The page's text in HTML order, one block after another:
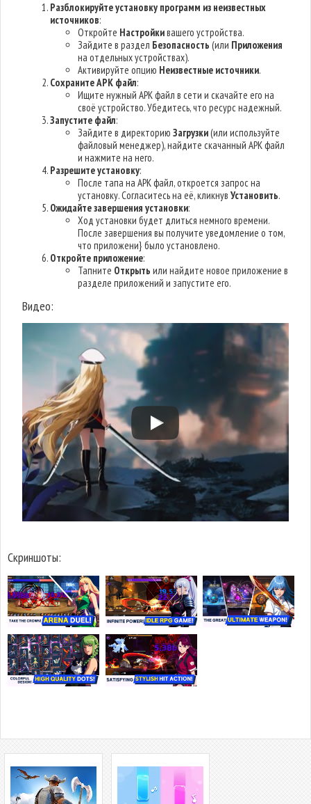
Разблокируйте установку программ из неизвестных
источников:
Откройте Настройкивашего устройства.
Зайдите в раздел Безопасность (или Приложения
на отдельных устройствах).
Активируйте опцию Неизвестные источники.
Сохраните APK файл:
Ищите нужный APK файл в сети и скачайте его на
своё устройство. Убедитесь, что ресурс надежный.
Запустите файл:
Зайдите в директориюЗагрузки(или используйте
файловый менеджер), найдите скачанный APK файл
и нажмите на него.
Разрешите установку:
После тапа на APK файл, откроется запрос на
установку. Согласитесь на её, кликнувУстановить.
Ожидайте завершения установки:
Ход установки будет длиться немного времени.
После завершения вы получите уведомление о том,
что приложени} было установлено.
Откройте приложение:
Тапните Открыть или найдите новое приложение в
разделе приложений и запустите его.
Видео:
Скриншоты: